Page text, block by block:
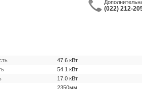
(022) 212-
47.6 кВт
54.1 кВт
17.0 кВт
2350мм